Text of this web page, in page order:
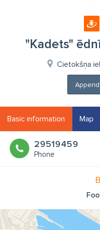
"Kadets"
Cietokšņa
Basic information Map
29519459
Phone